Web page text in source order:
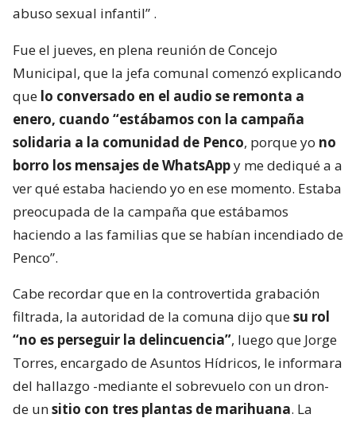
abuso sexual infantil” .
Fue el jueves, en plena reunión de Concejo
Municipal, que la jefa comunal comenzó explicando
que lo conversado en el audio se remonta a
enero, cuando “estábamos con la campaña
solidaria a la comunidad de Penco, porque yo no
borro los mensajes de WhatsAppy me dediqué a a
ver qué estaba haciendo yo en ese momento. Estaba
preocupada de la campaña que estábamos
haciendo a las familias que se habían incendiado de
Penco”.
Cabe recordar que en la controvertida grabación
filtrada, la autoridad de la comuna dijo quesu rol
“no es perseguir la delincuencia”, luego que Jorge
Torres, encargado de Asuntos Hídricos, le informara
del hallazgo -mediante el sobrevuelo con un dron-
de unsitio con tres plantas de marihuana. La